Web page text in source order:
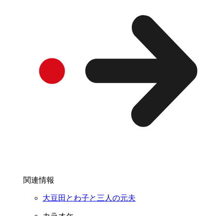
関連情報
大豆田とわ子と三人の元夫